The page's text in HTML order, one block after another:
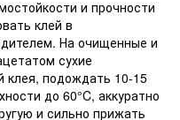
и прочности
клей в
На очищенные и
сухие
клея, подождать 10-15
до 60°C, аккуратно
и сильно прижать